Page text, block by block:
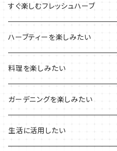
ブリキプランターの栽培キット
木製プランターの栽培キット
プラ製プランターの栽培キット
その他のプランターの栽培キット
おすすめの寄せ植え
2022年のお正月
2022年の母の日
2021年の敬老の日
2021年のハロウィン
2021年のクリスマス
すぐ楽しむフレッシュハーブ
ハーブミックス
ハーブブーケ
フレッシュハーブ
ハーブティーを楽しみたい
ハーブティーの定番ハーブ
リラックスしたい時に
シャキッとしたい時に
料理を楽しみたい
料理の定番ハーブ
イタリア料理に
ガーデニングを楽しみたい
花を楽しみたい
生活に活用したい